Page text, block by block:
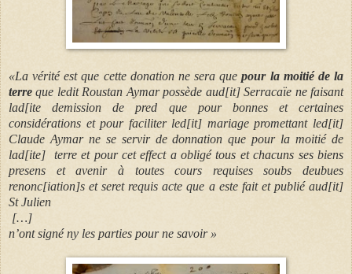
«La vérité est que cette donation ne sera quepour la moitié de la
terre que ledit Roustan Aymar possède aud[it] Serracaïe ne faisant
lad[ite demission de pred que pour bonnes et certaines
considérations et pour faciliter led[it] mariage promettant led[it]
Claude Aymar ne se servir de donnation que pour la moitié de
lad[ite] terre et pour cet effect a obligé tous et chacuns ses biens
presens et avenir à toutes cours requises soubs deubues
renonc[iation]s et seret requis acte que a este fait et publié aud[it]
St Julien
[…]
n’ont signé ny les parties pour ne savoir »